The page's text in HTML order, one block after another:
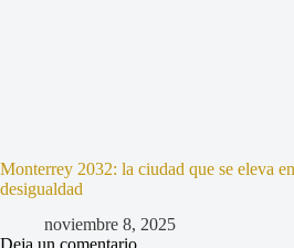
Monterrey 2032: la ciudad que se eleva
desigualdad
noviembre 8, 2025